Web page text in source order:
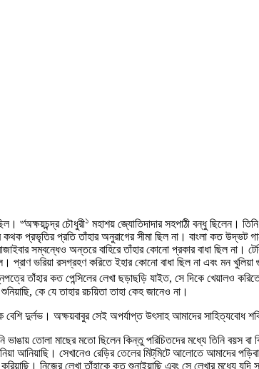
৺অক্ষয়চন্দ্র চৌধুরী১ মহাশয় জ্যোতিদাদার সহপাঠী বন্ধু ছিলেন।
প্রভৃতির প্রতি তাঁহার অনুরাগের সীমা ছিল না। বাংলা কত উদ্ভট
সম্বন্ধেও অন্তরে বাহিরে তাঁহার কোনো প্রকার বাধা ছিল
ভরিয়া রসগ্রহণ করিতে ইহার কোনো বাধা ছিল না এবং মন
তাঁহার কত পেন্সিলের লেখা ছড়াছড়ি যাইত, সে দিকে খেয়ালও
কে যে তাহার রচয়িতা তাহা কেহ জানেও না।
দুর্লভ। অক্ষয়বাবুর সেই অপর্যাপ্ত উৎসাহ আমাদের সাহিত্যবোধ
তোলা মাছের মতো ছিলেন কিন্তু পরিচিতদের মধ্যে তিনি বয়স
আনিয়াছি। সেখানেও রেড়ির তেলের মিট্‌মিটে আলোতে আমাদের
নিজের লেখা তাঁহাকে কত শুনাইয়াছি এবং সে লেখার মধ্যে